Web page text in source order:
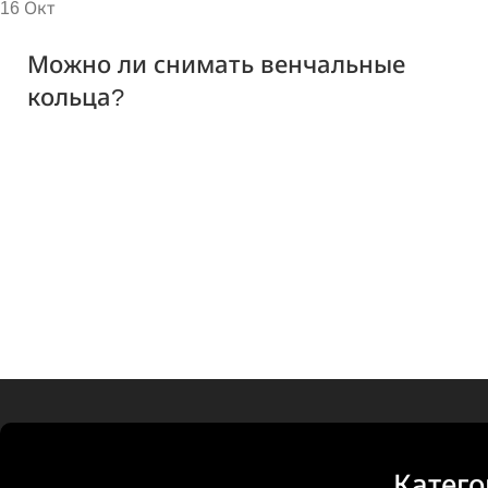
16 Окт
Можно ли снимать венчальные
кольца?